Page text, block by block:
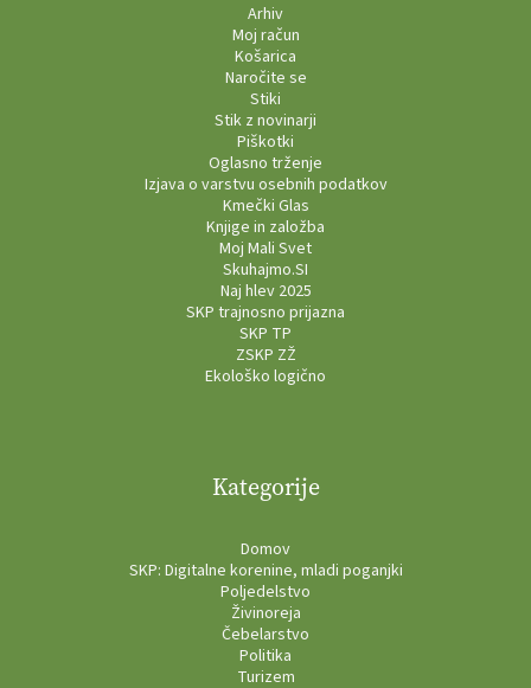
Arhiv
Moj račun
Košarica
Naročite se
Stiki
Stik z novinarji
Piškotki
Oglasno trženje
Izjava o varstvu osebnih podatkov
Kmečki Glas
Knjige in založba
Moj Mali Svet
Skuhajmo.SI
Naj hlev 2025
SKP trajnosno prijazna
SKP TP
ZSKP ZŽ
Ekološko logično
Kategorije
Domov
SKP: Digitalne korenine, mladi poganjki
Poljedelstvo
Živinoreja
Čebelarstvo
Politika
Turizem